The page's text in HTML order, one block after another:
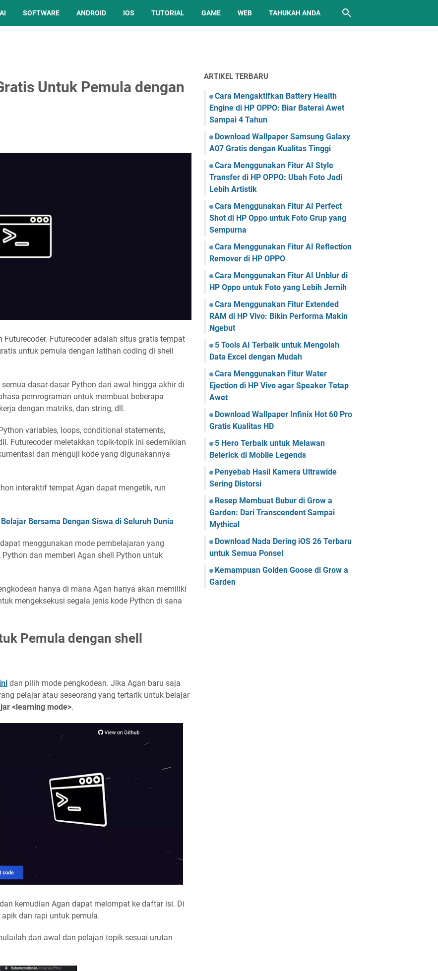
AI SOFTWARE ANDROID IOS TUTORIAL GAME WEB TAHUKAH ANDA
Untuk Pemula dengan
Futurecoder adalah situs gratis tempat
untuk pemula dengan latihan coding di shell
dasar-dasar Python dari awal hingga akhir di
pemrograman untuk membuat beberapa
dengan matriks, dan string, dll.
variables, loops, conditional statements,
Futurecoder meletakkan topik-topik ini sedemikian
dan menguji kode yang digunakannya
interaktif tempat Agan dapat mengetik, run
Bersama Dengan Siswa di Seluruh Dunia
menggunakan mode pembelajaran yang
dan memberi Agan shell Python untuk
hanya di mana Agan hanya akan memiliki
mengeksekusi segala jenis kode Python di sana
Pemula dengan shell
dan pilih mode pengkodean. Jika Agan baru saja
pelajar atau seseorang yang tertarik untuk belajar
<learning mode>.
kemudian Agan dapat melompat ke daftar isi. Di
dan rapi untuk pemula.
dari awal dan pelajari topik sesuai urutan
ARTIKEL TERBARU
Cara Mengaktifkan Battery Health
Engine di HP OPPO: Biar Baterai Awet
Sampai 4 Tahun
Download Wallpaper Samsung Galaxy
A07 Gratis dengan Kualitas Tinggi
Cara Menggunakan Fitur AI Style
Transfer di HP OPPO: Ubah Foto Jadi
Lebih Artistik
Cara Menggunakan Fitur AI Perfect
Shot di HP Oppo untuk Foto Grup yang
Sempurna
Cara Menggunakan Fitur AI Reflection
Remover di HP OPPO
Cara Menggunakan Fitur AI Unblur di
HP Oppo untuk Foto yang Lebih Jernih
Cara Menggunakan Fitur Extended
RAM di HP Vivo: Bikin Performa Makin
Ngebut
5 Tools AI Terbaik untuk Mengolah
Data Excel dengan Mudah
Cara Menggunakan Fitur Water
Ejection di HP Vivo agar Speaker Tetap
Awet
Download Wallpaper Infinix Hot 60 Pro
Gratis Kualitas HD
5 Hero Terbaik untuk Melawan
Belerick di Mobile Legends
Penyebab Hasil Kamera Ultrawide
Sering Distorsi
Resep Membuat Bubur di Grow a
Garden: Dari Transcendent Sampai
Mythical
Download Nada Dering iOS 26 Terbaru
untuk Semua Ponsel
Kemampuan Golden Goose di Grow a
Garden